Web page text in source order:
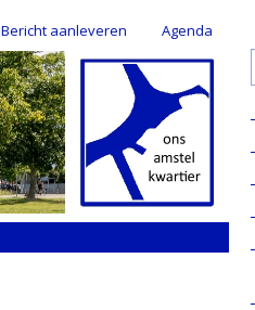
Bericht aanleveren Agenda